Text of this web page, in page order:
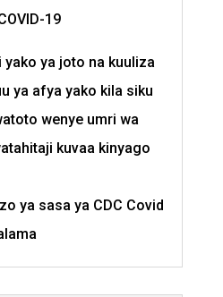
19
ya joto na kuuliza
ya afya yako kila siku
wenye umri wa
kuvaa kinyago
ya sasa ya CDC Covid